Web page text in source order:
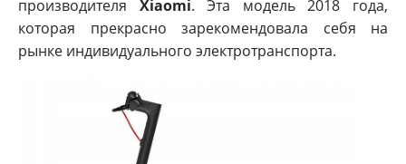
производителя Xiaomi. Эта модель 2018 года,
которая прекрасно зарекомендовала себя на
рынке индивидуального электротранспорта.